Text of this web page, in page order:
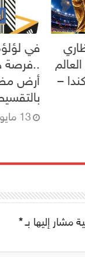
كندا –
في
..فرصة
أرض
13 مايو، 2026
مشار إليها بـ*